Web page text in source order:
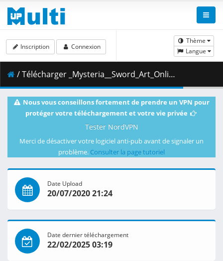
Thème
Langue
Inscription Connexion
/ Télécharger _Mysteria__Sword_Art_Online_-_Extra_Edition.mkv.005 ( 450.25 MB )
Nous vous conseillons fortement de prendre un VPN pour
protéger votre téléchargement et votre vie privée
Tester NordVPN
Merci de désactiver votre logiciel anti-pub avant de signaler un
problème. Consulter la page tutoriel
Date Upload
20/07/2020 21:24
Date dernier téléchargement
22/02/2025 03:19